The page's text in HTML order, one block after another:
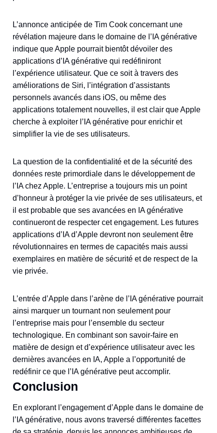
L’annonce anticipée de Tim Cook concernant une
révélation majeure dans le domaine de l’IA générative
indique que Apple pourrait bientôt dévoiler des
applications d’IA générative qui redéfiniront
l’expérience utilisateur. Que ce soit à travers des
améliorations de Siri, l’intégration d’assistants
personnels avancés dans iOS, ou même des
applications totalement nouvelles, il est clair que Apple
cherche à exploiter l’IA générative pour enrichir et
simplifier la vie de ses utilisateurs.
La question de la confidentialité et de la sécurité des
données reste primordiale dans le développement de
l’IA chez Apple. L’entreprise a toujours mis un point
d’honneur à protéger la vie privée de ses utilisateurs, et
il est probable que ses avancées en IA générative
continueront de respecter cet engagement. Les futures
applications d’IA d’Apple devront non seulement être
révolutionnaires en termes de capacités mais aussi
exemplaires en matière de sécurité et de respect de la
vie privée.
L’entrée d’Apple dans l’arène de l’IA générative pourrait
ainsi marquer un tournant non seulement pour
l’entreprise mais pour l’ensemble du secteur
technologique. En combinant son savoir-faire en
matière de design et d’expérience utilisateur avec les
dernières avancées en IA, Apple a l’opportunité de
redéfinir ce que l’IA générative peut accomplir.
Conclusion
En explorant l’engagement d’Apple dans le domaine de
l’IA générative, nous avons traversé différentes facettes